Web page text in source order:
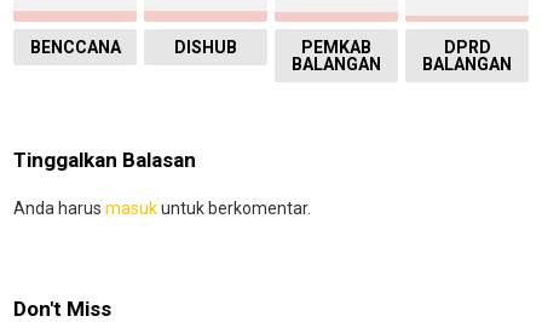
BENCCANA DISHUB
PEMKAB
BALANGAN
DPRD
BALANGAN
Tinggalkan Balasan
Anda harus masukuntuk berkomentar.
Don't Miss